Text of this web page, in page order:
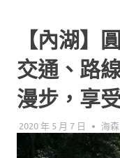
【內湖】
交通、路
漫步，享
2020 年 5 月 7 日 海森